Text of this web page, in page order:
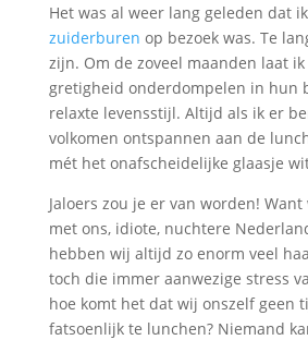
Het was al weer lang geleden dat
zuiderburen op bezoek was. Te
zijn. Om de zoveel maanden laat
gretigheid onderdompelen in hun
relaxte levensstijl. Altijd als ik er
volkomen ontspannen aan de
mét het onafscheidelijke glaasje
Jaloers zou je er van worden!
met ons, idiote, nuchtere
hebben wij altijd zo enorm veel
toch die immer aanwezige stress
hoe komt het dat wij onszelf geen
fatsoenlijk te lunchen? Niemand